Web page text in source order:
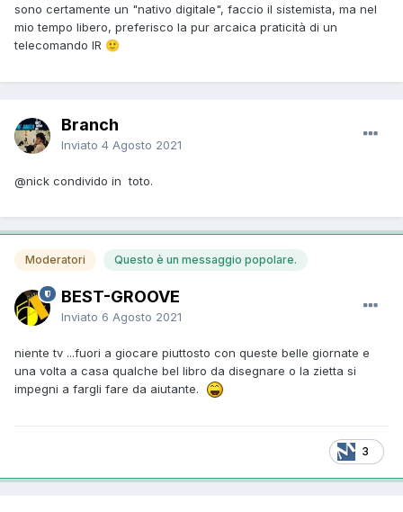
sono certamente un "nativo digitale", faccio il sistemista, ma nel
mio tempo libero, preferisco la pur arcaica praticità di un
telecomando IR 🙂
Branch
Inviato 4 Agosto 2021
@nick condivido in toto.
Moderatori Questo è un messaggio popolare.
BEST-GROOVE
Inviato 6 Agosto 2021
niente tv ...fuori a giocare piuttosto con queste belle giornate e
una volta a casa qualche bel libro da disegnare o la zietta si
impegni a fargli fare da aiutante.
3